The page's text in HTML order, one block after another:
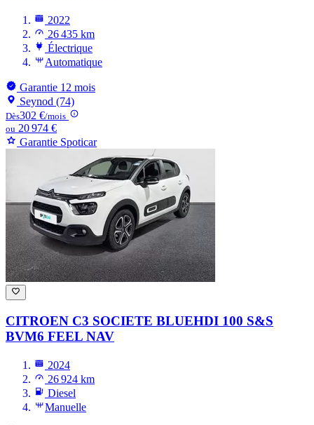
2022
26 435 km
Électrique
Automatique
Garantie 12 mois
Seynod (74)
Dès302 €/mois
ou 20 974 €
Garantie Spoticar
CITROEN C3 SOCIETE BLUEHDI 100 S&S
BVM6 FEEL NAV
2024
26 924 km
Diesel
Manuelle